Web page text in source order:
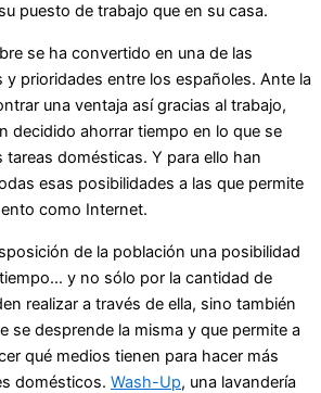
puesto de trabajo que en su casa.
se ha convertido en una de las
y prioridades entre los españoles. Ante la
una ventaja así gracias al trabajo,
decidido ahorrar tiempo en lo que se
tareas domésticas. Y para ello han
esas posibilidades a las que permite
como Internet.
de la población una posibilidad
y no sólo por la cantidad de
realizar a través de ella, sino también
se desprende la misma y que permite a
qué medios tienen para hacer más
domésticos. Wash-Up, una lavandería